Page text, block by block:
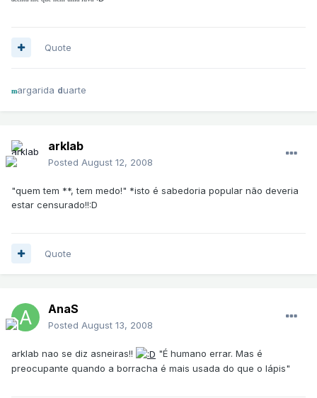
Quote
margarida duarte
arklab
Posted August 12, 2008
"quem tem **, tem medo!" *isto é sabedoria popular não deveria
estar censurado!!:D
Quote
AnaS
Posted August 13, 2008
arklab nao se diz asneiras!!
"É humano errar. Mas é
preocupante quando a borracha é mais usada do que o lápis"